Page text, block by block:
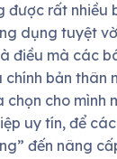
được rất nhiều
dụng tuyệt
điều mà các
chính bản thân
chọn cho mình
uy tín, để
đến nâng